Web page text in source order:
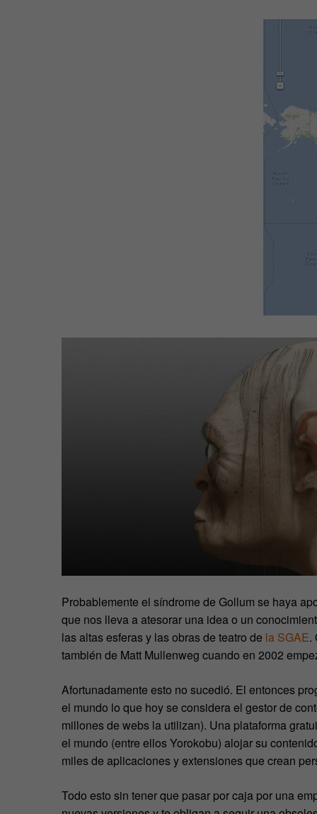
Probablemente el síndrome de Gollum se haya
que nos lleva a atesorar una idea o un
las altas esferas y las obras de teatro de la SGAE.
también de Matt Mullenweg cuando en 2002
Afortunadamente esto no sucedió. El entonces
el mundo lo que hoy se considera el gestor de
millones de webs la utilizan). Una plataforma
el mundo (entre ellos Yorokobu) alojar su
miles de aplicaciones y extensiones que crean
Todo esto sin tener que pasar por caja por una